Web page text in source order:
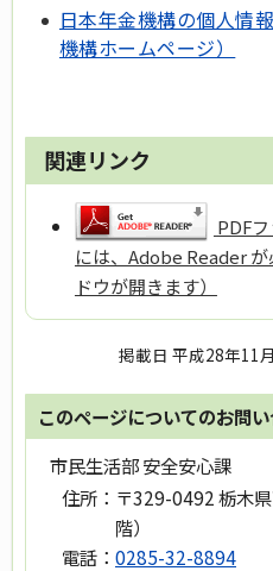
日本年金機構の個人情
機構ホームページ）
関連リンク
PDF
には、Adobe Reader
ドウが開きます）
掲載日 平成28年11
このページについてのお問
市民生活部 安全安心課
住所： 〒329-0492 栃木
階）
電話： 0285-32-8894